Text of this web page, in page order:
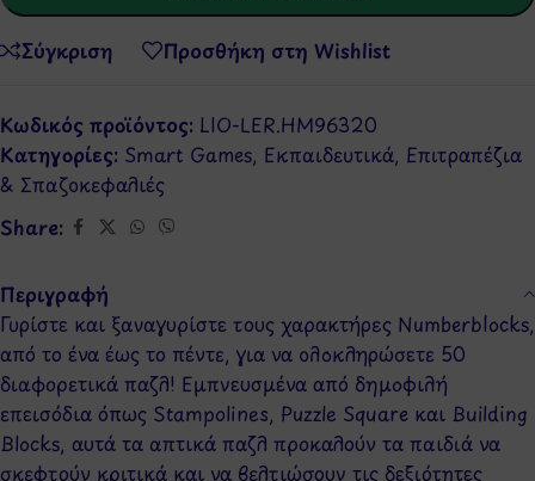
Σύγκριση Προσθήκη στη Wishlist
Κωδικός προϊόντος: LIO-LER.HM96320
Κατηγορίες: Smart Games, Εκπαιδευτικά, Επιτραπέζια
& Σπαζοκεφαλιές
Share:
Περιγραφή
Γυρίστε και ξαναγυρίστε τους χαρακτήρες Numberblocks,
από το ένα έως το πέντε, για να ολοκληρώσετε 50
διαφορετικά παζλ! Εμπνευσμένα από δημοφιλή
επεισόδια όπως Stampolines, Puzzle Square και Building
Blocks, αυτά τα απτικά παζλ προκαλούν τα παιδιά να
σκεφτούν κριτικά και να βελτιώσουν τις δεξιότητες